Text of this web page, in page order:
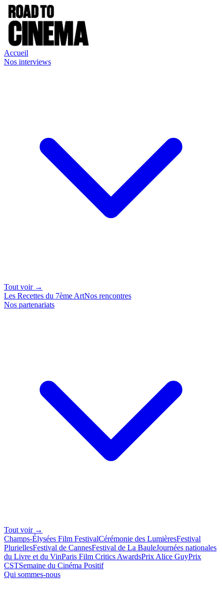
Accueil
Nos interviews
Tout voir →
Les Recettes du 7ème ArtNos rencontres
Nos partenariats
Tout voir →
Champs-Élysées Film FestivalCérémonie des LumièresFestival
PluriellesFestival de CannesFestival de La BauleJournées nationales
du Livre et du VinParis Film Critics AwardsPrix Alice GuyPrix
CSTSemaine du Cinéma Positif
Qui sommes-nous